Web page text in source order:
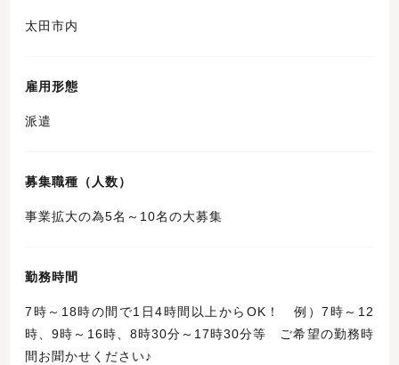
太田市内
雇用形態
派遣
募集職種（人数）
事業拡大の為5名～10名の大募集
勤務時間
7時～18時の間で1日4時間以上からOK！ 例）7時～12
時、9時～16時、8時30分～17時30分等 ご希望の勤務時
間お聞かせください♪